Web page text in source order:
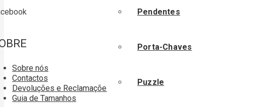
Pendentes
Porta-Chaves
Puzzle
Sobre nós
Contactos
Devoluções e Reclamações
Guia de Tamanhos